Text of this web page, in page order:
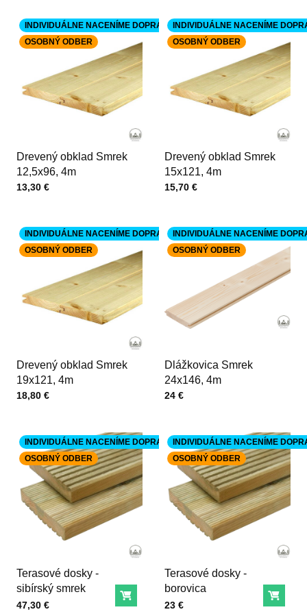
Drevený obklad Smrek
12,5x96, 4m
Cena s DPH
13,30 €
INDIVIDUÁLNE NACENÍME DOPRAVU
OSOBNÝ ODBER
Drevený obklad Smrek
15x121, 4m
Cena s DPH
15,70 €
INDIVIDUÁLNE NACENÍME
OSOBNÝ ODBER
Drevený obklad Smrek
19x121, 4m
Cena s DPH
18,80 €
INDIVIDUÁLNE NACENÍME DOPRAVU
OSOBNÝ ODBER
Dlážkovica Smrek
24x146, 4m
Cena s DPH
24 €
INDIVIDUÁLNE NACENÍME
OSOBNÝ ODBER
Terasové dosky -
sibírský smrek
Cena s DPH
47,30 € Do košíka
INDIVIDUÁLNE NACENÍME DOPRAVU
OSOBNÝ ODBER
Terasové dosky -
borovica
Cena s DPH
23 € Do
INDIVIDUÁLNE NACENÍME
OSOBNÝ ODBER